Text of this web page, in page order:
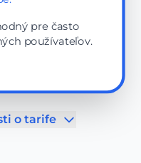
pre často
používateľov.
o tarife